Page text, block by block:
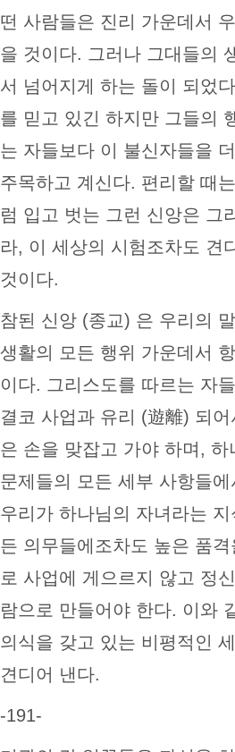
떤 사람들은 진리 가운데서
을 것이다. 그러나 그대들의
서 넘어지게 하는 돌이 되었
를 믿고 있긴 하지만 그들의
는 자들보다 이 불신자들을
주목하고 계신다. 편리할 때
럼 입고 벗는 그런 신앙은 그
라, 이 세상의 시험조차도 견
것이다.
참된 신앙 (종교) 은 우리의
생활의 모든 행위 가운데서
이다. 그리스도를 따르는 자
결코 사업과 유리 (遊離) 되
은 손을 맞잡고 가야 하며, 하
문제들의 모든 세부 사항들
우리가 하나님의 자녀라는
든 의무들에조차도 높은 품격
로 사업에 게으르지 않고 정
람으로 만들어야 한다. 이와
의식을 갖고 있는 비평적인
견디어 낸다.
-191-